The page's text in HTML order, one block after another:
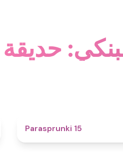
Parasprunki 15